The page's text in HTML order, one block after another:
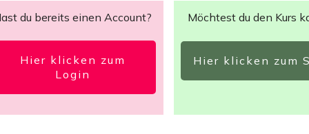
du bereits einen Account?
Hier klicken zum
Login
Möchtest du den Kurs
Hier klicken zum